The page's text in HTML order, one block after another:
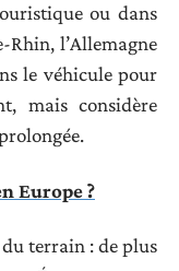
ou dans
l’Allemagne
le véhicule pour
mais considère
Europe ?
terrain : de plus